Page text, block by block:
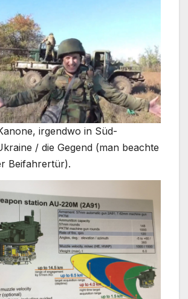
irgendwo in Süd-
/ die Gegend (man beachte
Beifahrertür).